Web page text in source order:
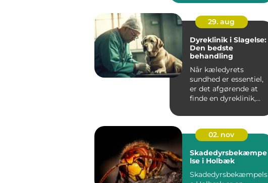
29. aug
Dyreklinik i Slagelse:
Den bedste
behandling
Når kæledyrets
sundhed er essentiel,
er det afgørende at
finde en dyreklinik,
02. nov
Skadedyrsbekæmpe
lse i Holbæk
Skadedyrsbekæmpels